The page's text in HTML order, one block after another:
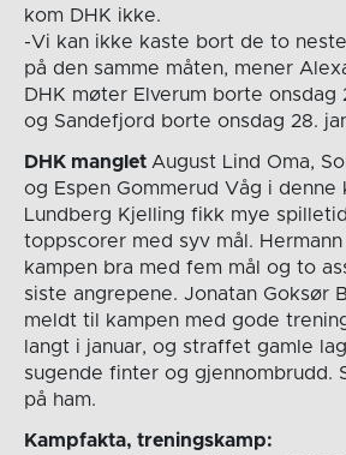
kom DHK ikke.
-Vi kan ikke kaste bort de to
på den samme måten, mener
DHK møter Elverum borte onsdag
og Sandefjord borte onsdag 28.
DHK manglet August Lind Oma,
og Espen Gommerud Våg i denne
Lundberg Kjelling fikk mye
toppscorer med syv mål.
kampen bra med fem mål og to
siste angrepene. Jonatan Goksør
meldt til kampen med gode
langt i januar, og straffet gamle
sugende finter og gjennombrudd.
på ham.
Kampfakta, treningskamp: